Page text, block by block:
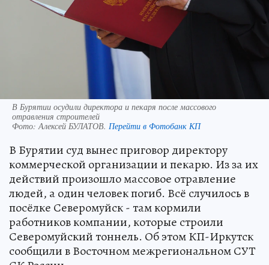
В Бурятии осудили директора и пекаря после массового
отравления строителей
Фото:Алексей БУЛАТОВ. Перейти в Фотобанк КП
В Бурятии суд вынес приговор директору
коммерческой организации и пекарю. Из за их
действий произошло массовое отравление
людей, а один человек погиб. Всё случилось в
посёлке Северомуйск - там кормили
работников компании, которые строили
Северомуйский тоннель. Об этом КП-Иркутск
сообщили в Восточном межрегиональном СУТ